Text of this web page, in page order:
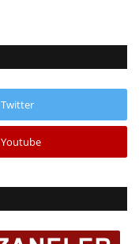
Twitter
Youtube